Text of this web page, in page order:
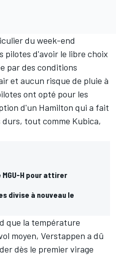
du week-end
pilotes d'avoir le libre choix
par des conditions
et aucun risque de pluie à
ont opté pour les
d'un Hamilton qui a fait
tout comme Kubica,
H pour attirer
divise à nouveau le
que la température
moyen, Verstappen a dû
dès le premier virage